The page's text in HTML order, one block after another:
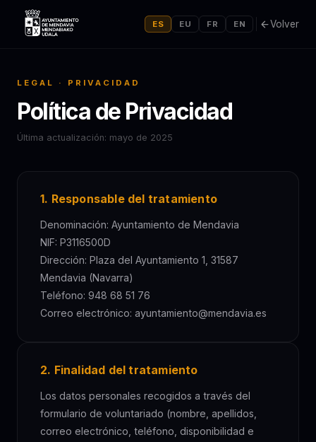
ES EU FR EN Volver
LEGAL · PRIVACIDAD
Política de Privacidad
Última actualización: mayo de 2025
1. Responsable del tratamiento
Denominación: Ayuntamiento de Mendavia
NIF: P3116500D
Dirección: Plaza del Ayuntamiento 1, 31587
Mendavia (Navarra)
Teléfono: 948 68 51 76
Correo electrónico: ayuntamiento@mendavia.es
2. Finalidad del tratamiento
Los datos personales recogidos a través del
formulario de voluntariado (nombre, apellidos,
correo electrónico, teléfono, disponibilidad e